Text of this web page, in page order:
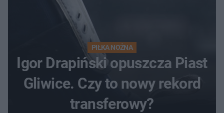
PIŁKA NOŻNA
Igor Drapiński opuszcza Piast
Gliwice. Czy to nowy rekord
transferowy?